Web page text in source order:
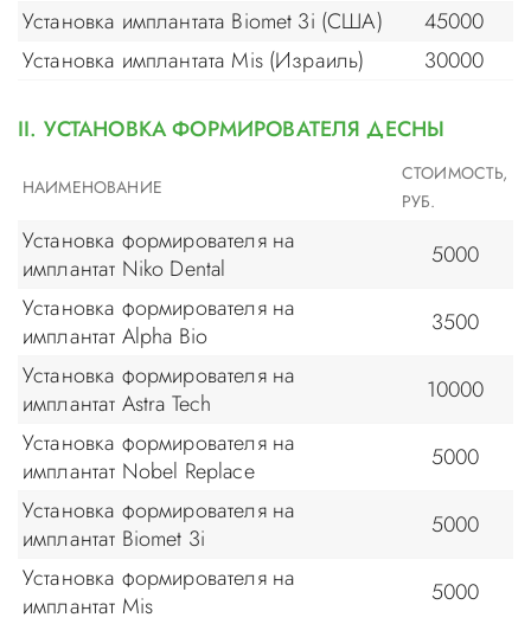
Установка имплантата Biomet 3i (США)
45000
Установка имплантата Mis (Израиль)
30000
II. УСТАНОВКА ФОРМИРОВАТЕЛЯ ДЕСНЫ
НАИМЕНОВАНИЕ
СТОИМОСТЬ,
РУБ.
Установка формирователя на
имплантат Niko Dental
5000
Установка формирователя на
имплантат Alpha Bio
3500
Установка формирователя на
имплантат Astra Tech
10000
Установка формирователя на
имплантат Nobel Replace
5000
Установка формирователя на
имплантат Biomet 3i
5000
Установка формирователя на
имплантат Mis
5000